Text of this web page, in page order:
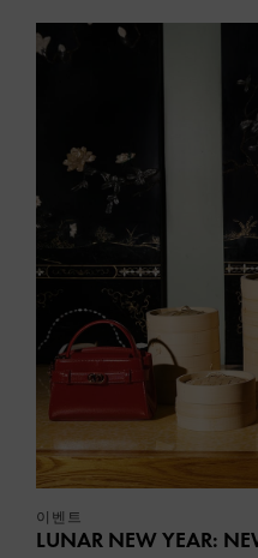
이벤트
LUNAR NEW YEAR: